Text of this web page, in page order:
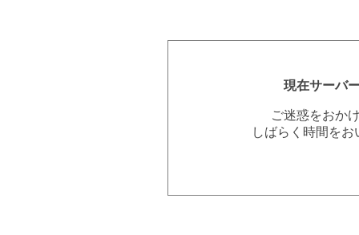
現在サーバ
ご迷惑をおか
しばらく時間を